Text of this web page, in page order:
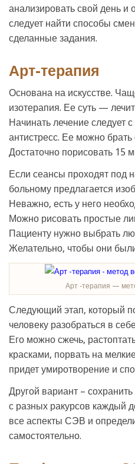
анализировать свой день и
следует найти способы
сделанные задания.
Арт-терапия
Основана на искусстве.
изотерапия. Ее суть —
Начинать лечение следует
антистресс. Ее можно брать
Достаточно порисовать 15
Если сеансы проходят под
больному предлагается
Неважно, есть у него
Можно рисовать простые
Пациенту нужно выбрать
Желательно, чтобы они
Арт -терапия —
Следующий этап, который
человеку разобраться в
Его можно сжечь,
красками, порвать на
придет умиротворение и
Другой вариант –
с разных ракурсов каждый
все аспекты СЭВ и
самостоятельно.